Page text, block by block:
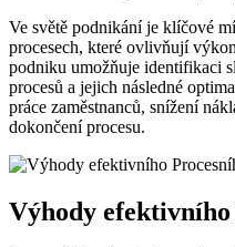
Ve světě podnikání je klíčové
procesech, které ovlivňují
podniku umožňuje identifikaci
procesů a jejich následné
práce zaměstnanců, snížení
dokončení procesu.
Výhody